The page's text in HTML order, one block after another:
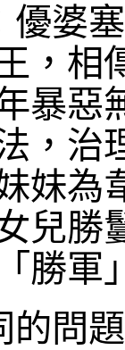
優婆
，相
暴惡
，治
妹為
兒勝
勝軍
的問